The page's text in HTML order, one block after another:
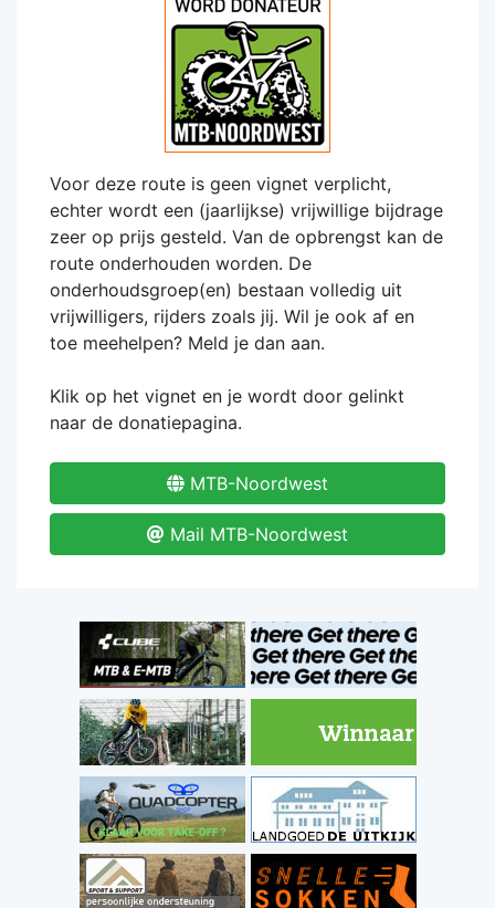
Voor deze route is geen vignet verplicht,
echter wordt een (jaarlijkse) vrijwillige bijdrage
zeer op prijs gesteld. Van de opbrengst kan de
route onderhouden worden. De
onderhoudsgroep(en) bestaan volledig uit
vrijwilligers, rijders zoals jij. Wil je ook af en
toe meehelpen? Meld je dan aan.
Klik op het vignet en je wordt door gelinkt
naar de donatiepagina.
MTB-Noordwest
Mail MTB-Noordwest